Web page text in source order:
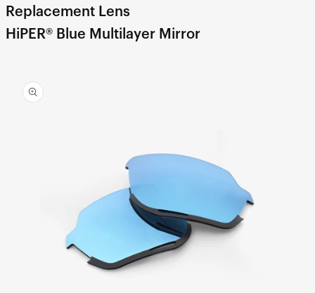
Replacement Lens
HiPER® Blue Multilayer Mirror
informations
sur le